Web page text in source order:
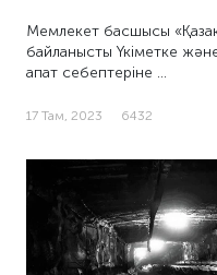
Мемлекет басшысы
байланысты Үкіметке
апат себептеріне …
17 Там, 2023 6432